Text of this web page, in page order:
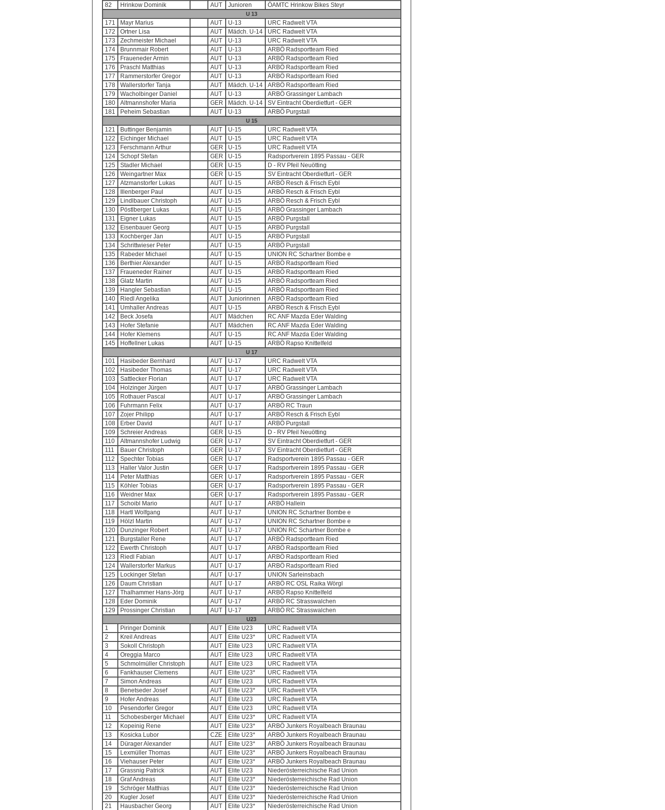
82
Hrinkow Dominik AUT Junioren ÖAMTC Hrinkow Bikes Steyr
U 13
171 Mayr Marius AUT U-13
URC Radwelt VTA
172
Ortner Lisa AUT Mädch. U-14
URC Radwelt VTA
173
Zechmeister Michael AUT U-13
URC Radwelt VTA
174
Brunnmair Robert AUT U-13
ARBÖ Radsportteam Ried
175
Fraueneder Armin AUT U-13
ARBÖ Radsportteam Ried
176
Praschl Matthias AUT U-13
ARBÖ Radsportteam Ried
177
Rammerstorfer Gregor AUT U-13
ARBÖ Radsportteam Ried
178
Wallerstorfer Tanja AUT Mädch. U-14
ARBÖ Radsportteam Ried
179
Wacholbinger Daniel AUT U-13
ARBÖ Grassinger Lambach
180
Altmannshofer Maria GER Mädch. U-14
SV Eintracht Oberdietfurt - GER
181
Peheim Sebastian AUT U-13 ARBÖ Purgstall
U 15
121 Buttinger Benjamin AUT U-15
URC Radwelt VTA
122
Eichinger Michael AUT U-15
URC Radwelt VTA
123
Ferschmann Arthur GER U-15
URC Radwelt VTA
124
Schopf Stefan GER U-15
Radsportverein 1895 Passau - GER
125
Stadler Michael GER U-15
D - RV Pfeil Neuötting
126
Weingartner Max GER U-15
SV Eintracht Oberdietfurt - GER
127
Atzmanstorfer Lukas AUT U-15
ARBÖ Resch & Frisch Eybl
128
Illenberger Paul AUT U-15
ARBÖ Resch & Frisch Eybl
129
Lindlbauer Christoph AUT U-15
ARBÖ Resch & Frisch Eybl
130
Pöstlberger Lukas AUT U-15
ARBÖ Grassinger Lambach
131
Eigner Lukas AUT U-15
ARBÖ Purgstall
132
Eisenbauer Georg AUT U-15
ARBÖ Purgstall
133
Kochberger Jan AUT U-15
ARBÖ Purgstall
134
Schrittwieser Peter AUT U-15
ARBÖ Purgstall
135
Rabeder Michael AUT U-15
UNION RC Schartner Bombe e
136
Berthier Alexander AUT U-15
ARBÖ Radsportteam Ried
137
Fraueneder Rainer AUT U-15
ARBÖ Radsportteam Ried
138
Glatz Martin AUT U-15
ARBÖ Radsportteam Ried
139
Hangler Sebastian AUT U-15
ARBÖ Radsportteam Ried
140
Riedl Angelika AUT Juniorinnen
ARBÖ Radsportteam Ried
141
Umhaller Andreas AUT U-15
ARBÖ Resch & Frisch Eybl
142
Beck Josefa AUT Mädchen
RC ANF Mazda Eder Walding
143
Hofer Stefanie AUT Mädchen
RC ANF Mazda Eder Walding
144
Hofer Klemens AUT U-15
RC ANF Mazda Eder Walding
145
Hoffellner Lukas AUT U-15 ARBÖ Rapso Knittelfeld
U 17
101 Hasibeder Bernhard AUT U-17
URC Radwelt VTA
102
Hasibeder Thomas AUT U-17
URC Radwelt VTA
103
Sattlecker Florian AUT U-17
URC Radwelt VTA
104
Holzinger Jürgen AUT U-17
ARBÖ Grassinger Lambach
105
Rothauer Pascal AUT U-17
ARBÖ Grassinger Lambach
106
Fuhrmann Felix AUT U-17
ARBÖ RC Traun
107
Zojer Philipp AUT U-17
ARBÖ Resch & Frisch Eybl
108
Erber David AUT U-17
ARBÖ Purgstall
109
Schreier Andreas GER U-15
D - RV Pfeil Neuötting
110
Altmannshofer Ludwig GER U-17
SV Eintracht Oberdietfurt - GER
111
Bauer Christoph GER U-17
SV Eintracht Oberdietfurt - GER
112
Spechter Tobias GER U-17
Radsportverein 1895 Passau - GER
113
Haller Valor Justin GER U-17
Radsportverein 1895 Passau - GER
114
Peter Matthias GER U-17
Radsportverein 1895 Passau - GER
115
Köhler Tobias GER U-17
Radsportverein 1895 Passau - GER
116
Weidner Max GER U-17
Radsportverein 1895 Passau - GER
117
Schoibl Mario AUT U-17
ARBÖ Hallein
118
Hartl Wolfgang AUT U-17
UNION RC Schartner Bombe e
119
Hölzl Martin AUT U-17
UNION RC Schartner Bombe e
120
Dunzinger Robert AUT U-17
UNION RC Schartner Bombe e
121
Burgstaller Rene AUT U-17
ARBÖ Radsportteam Ried
122
Ewerth Christoph AUT U-17
ARBÖ Radsportteam Ried
123
Riedl Fabian AUT U-17
ARBÖ Radsportteam Ried
124
Wallerstorfer Markus AUT U-17
ARBÖ Radsportteam Ried
125
Lockinger Stefan AUT U-17
UNION Sarleinsbach
126
Daum Christian AUT U-17
ARBÖ RC OSL Raika Wörgl
127
Thalhammer Hans-Jörg AUT U-17
ARBÖ Rapso Knittelfeld
128
Eder Dominik AUT U-17
ARBÖ RC Strasswalchen
129
Prossinger Christian AUT U-17 ARBÖ RC Strasswalchen
U23
1 Piringer Dominik AUT Elite U23
URC Radwelt VTA
2
Kreil Andreas AUT Elite U23*
URC Radwelt VTA
3
Sokoll Christoph AUT Elite U23
URC Radwelt VTA
4
Oreggia Marco AUT Elite U23
URC Radwelt VTA
5
Schmolmüller Christoph AUT Elite U23
URC Radwelt VTA
6
Fankhauser Clemens AUT Elite U23*
URC Radwelt VTA
7
Simon Andreas AUT Elite U23
URC Radwelt VTA
8
Benetseder Josef AUT Elite U23*
URC Radwelt VTA
9
Hofer Andreas AUT Elite U23
URC Radwelt VTA
10
Pesendorfer Gregor AUT Elite U23
URC Radwelt VTA
11
Schobesberger Michael AUT Elite U23*
URC Radwelt VTA
12
Kopeinig Rene AUT Elite U23*
ARBÖ Junkers Royalbeach Braunau
13
Kosicka Lubor CZE Elite U23*
ARBÖ Junkers Royalbeach Braunau
14
Dürager Alexander AUT Elite U23*
ARBÖ Junkers Royalbeach Braunau
15
Lexmüller Thomas AUT Elite U23*
ARBÖ Junkers Royalbeach Braunau
16
Viehauser Peter AUT Elite U23*
ARBÖ Junkers Royalbeach Braunau
17
Grassnig Patrick AUT Elite U23
Niederösterreichische Rad Union
18
Graf Andreas AUT Elite U23*
Niederösterreichische Rad Union
19
Schröger Matthias AUT Elite U23*
Niederösterreichische Rad Union
20
Kugler Josef AUT Elite U23*
Niederösterreichische Rad Union
21
Hausbacher Georg AUT Elite U23* Niederösterreichische Rad Union